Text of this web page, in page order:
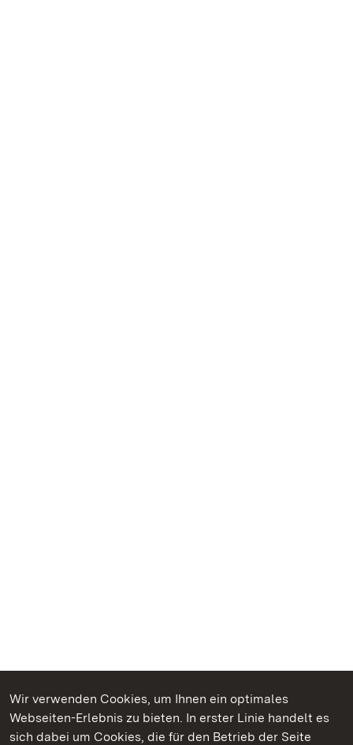
Wir verwenden Cookies, um Ihnen ein optimales
Webseiten-Erlebnis zu bieten. In erster Linie handelt es
sich dabei um Cookies, die für den Betrieb der Seite
Kommen. Staunen. Genießen.